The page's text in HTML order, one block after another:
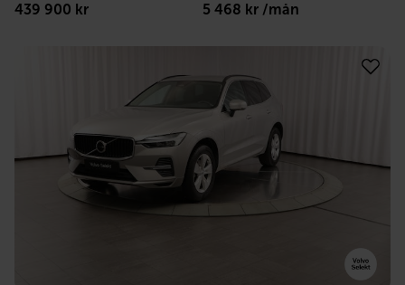
439 900 kr 5 468 kr /mån